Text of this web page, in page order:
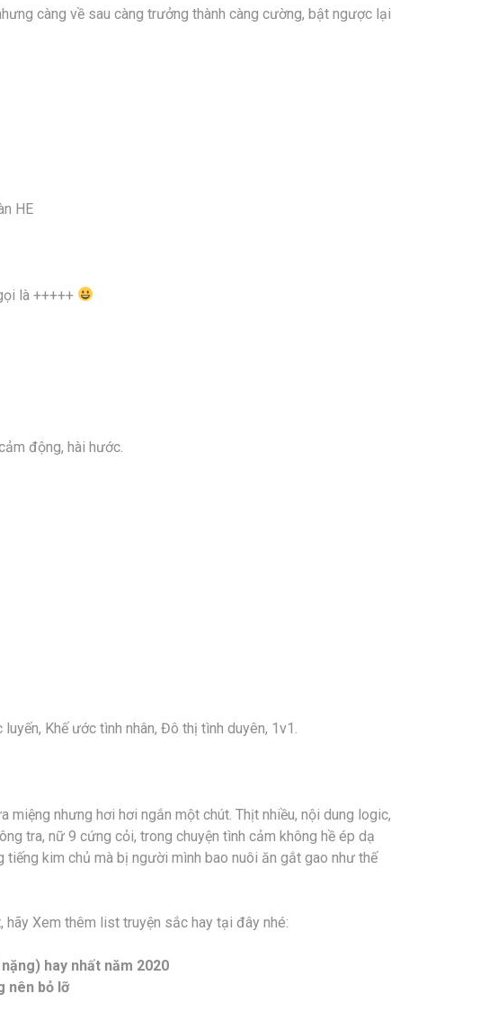
càng về sau càng trưởng thành càng cường, bật ngược lại
HE
là +++++
động, hài hước.
Khế ước tình nhân, Đô thị tình duyên, 1v1.
nhưng hơi hơi ngắn một chút. Thịt nhiều, nội dung logic,
tra, nữ 9 cứng cỏi, trong chuyện tình cảm không hề ép dạ
kim chủ mà bị người mình bao nuôi ăn gắt gao như thế
Xem thêm list truyện sắc hay tại đây nhé:
nặng) hay nhất năm 2020
nên bỏ lỡ